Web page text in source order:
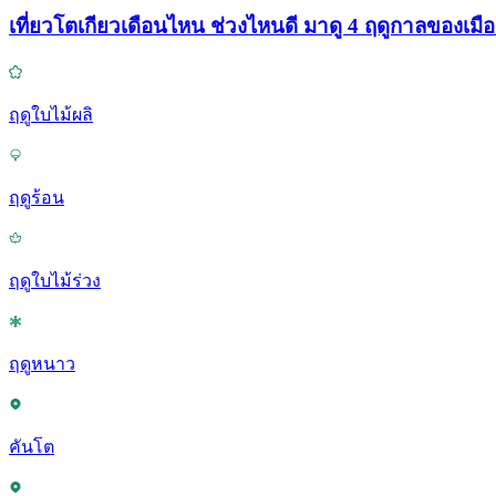
เที่ยวโตเกียวเดือนไหน ช่วงไหนดี มาดู 4 ฤดูกาลของเมื
ฤดูใบไม้ผลิ
ฤดูร้อน
ฤดูใบไม้ร่วง
ฤดูหนาว
คันโต